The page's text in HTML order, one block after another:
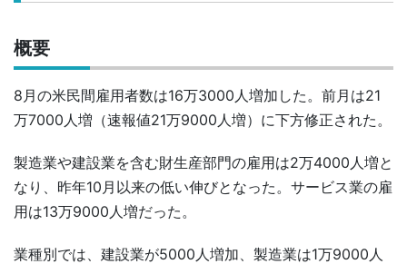
概要
8月の米民間雇用者数は16万3000人増加した。前月は21
万7000人増（速報値21万9000人増）に下方修正された。
製造業や建設業を含む財生産部門の雇用は2万4000人増と
なり、昨年10月以来の低い伸びとなった。サービス業の雇
用は13万9000人増だった。
業種別では、建設業が5000人増加、製造業は1万9000人